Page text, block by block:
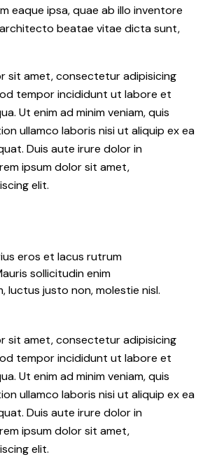
eaque ipsa, quae ab illo inventore
beatae vitae dicta sunt,
sit amet, consectetur adipisicing
tempor incididunt ut labore et
Ut enim ad minim veniam, quis
ullamco laboris nisi ut aliquip ex ea
Duis aute irure dolor in
ipsum dolor sit amet,
elit.
eros et lacus rutrum
sollicitudin enim
luctus justo non, molestie nisl.
sit amet, consectetur adipisicing
tempor incididunt ut labore et
Ut enim ad minim veniam, quis
ullamco laboris nisi ut aliquip ex ea
Duis aute irure dolor in
ipsum dolor sit amet,
elit.